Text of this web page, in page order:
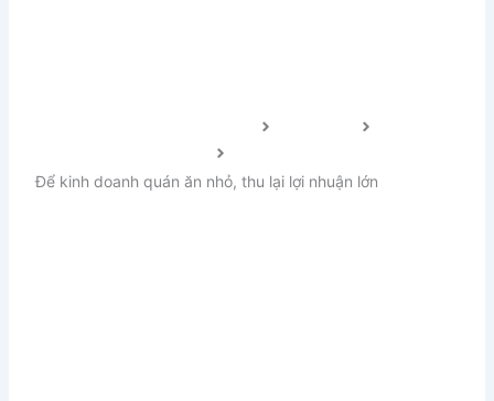
Để kinh doanh quán ăn nhỏ, thu lại lợi nhuận lớn